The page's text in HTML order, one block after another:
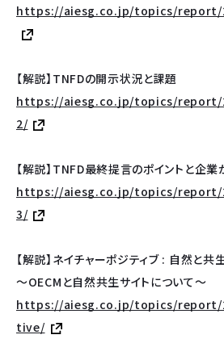
https://aiesg.co.jp/topics/
【解説】TNFDの開示状況と課題
https://aiesg.co.jp/topics/report/
2/
【解説】TNFD最終提言のポイントと企
https://aiesg.co.jp/topics/report/
3/
【解説】ネイチャーポジティブ : 自然と
～OECMと自然共生サイトについて～
https://aiesg.co.jp/topics/report/
tive/